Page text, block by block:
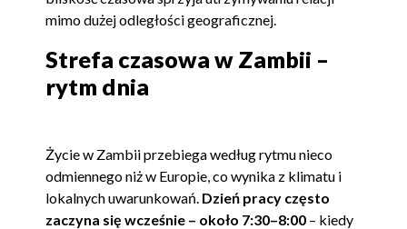
mimo dużej odległości geograficznej.
Strefa czasowa w Zambii –
rytm dnia
Życie w Zambii przebiega według rytmu nieco
odmiennego niż w Europie, co wynika z klimatu i
lokalnych uwarunkowań. Dzień pracy często
zaczyna się wcześnie – około 7:30–8:00 – kiedy